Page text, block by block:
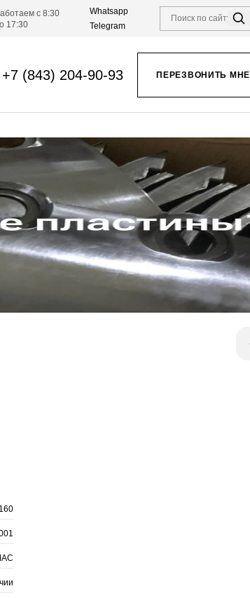
с 8:30
17:30
Whatsapp
Telegram
+7 (843) 204-90-93 ПЕРЕЗВОНИТЬ МНЕ